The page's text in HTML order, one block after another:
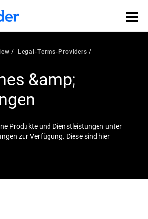
Legal-Terms-Providers
&amp;
Produkte und Dienstleistungen unter
zur Verfügung. Diese sind hier